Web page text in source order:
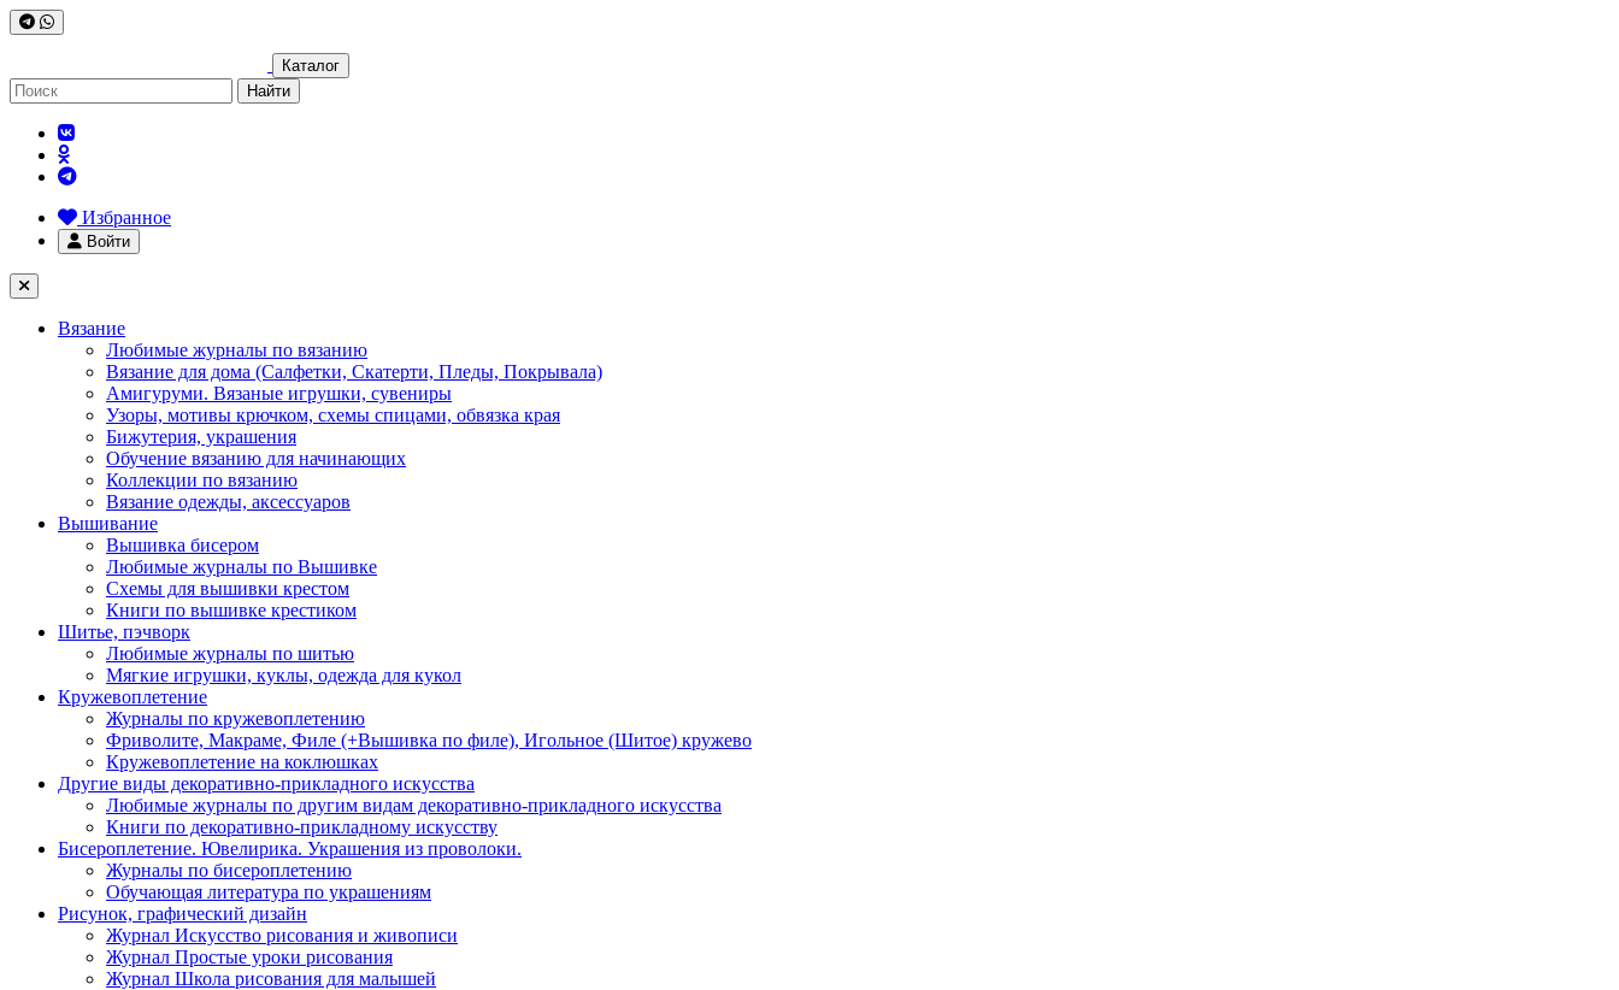
Каталог
Найти
Избранное
Войти
Вязание
Любимые журналы по вязанию
Вязание для дома (Салфетки, Скатерти, Пледы, Покрывала)
Амигуруми. Вязаные игрушки, сувениры
Узоры, мотивы крючком, схемы спицами, обвязка края
Бижутерия, украшения
Обучение вязанию для начинающих
Коллекции по вязанию
Вязание одежды, аксессуаров
Вышивание
Вышивка бисером
Любимые журналы по Вышивке
Схемы для вышивки крестом
Книги по вышивке крестиком
Шитье, пэчворк
Любимые журналы по шитью
Мягкие игрушки, куклы, одежда для кукол
Кружевоплетение
Журналы по кружевоплетению
Фриволите, Макраме, Филе (+Вышивка по филе), Игольное (Шитое) кружево
Кружевоплетение на коклюшках
Другие виды декоративно-прикладного искусства
Любимые журналы по другим видам декоративно-прикладного искусства
Книги по декоративно-прикладному искусству
Бисероплетение. Ювелирика. Украшения из проволоки.
Журналы по бисероплетению
Обучающая литература по украшениям
Рисунок, графический дизайн
Журнал Искусство рисования и живописи
Журнал Простые уроки рисования
Журнал Школа рисования для малышей